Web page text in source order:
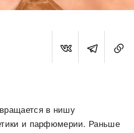
в нишу
и парфюмерии. Раньше